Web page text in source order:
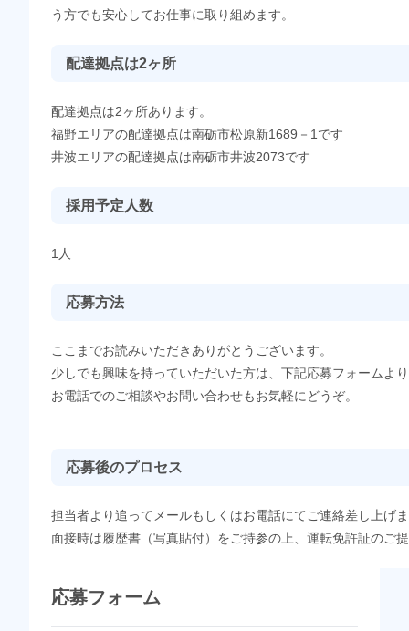
う方でも安心してお仕事に取り組めます。
配達拠点は2ヶ所
配達拠点は2ヶ所あります。
福野エリアの配達拠点は南砺市松原新1689－1です
井波エリアの配達拠点は南砺市井波2073です
採用予定人数
1人
応募方法
ここまでお読みいただきありがとうございます。
少しでも興味を持っていただいた方は、下記応募フォームよ
お電話でのご相談やお問い合わせもお気軽にどうぞ。
応募後のプロセス
担当者より追ってメールもしくはお電話にてご連絡差し上げ
面接時は履歴書（写真貼付）をご持参の上、運転免許証のご
応募フォーム